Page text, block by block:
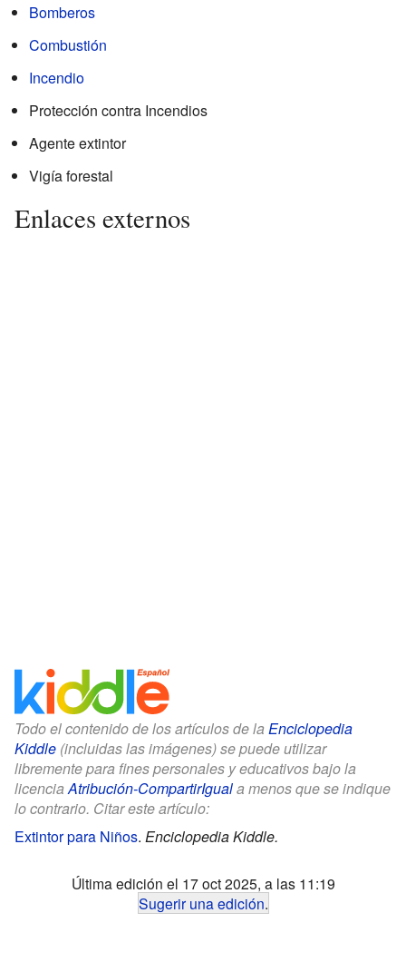
Bomberos
Combustión
Incendio
Protección contra Incendios
Agente extintor
Vigía forestal
Enlaces externos
Todo el contenido de los artículos de la Enciclopedia
Kiddle (incluidas las imágenes) se puede utilizar
libremente para fines personales y educativos bajo la
licenciaAtribución-CompartirIguala menos que se indique
lo contrario. Citar este artículo:
Extintor para Niños. Enciclopedia Kiddle.
Última edición el 17 oct 2025, a las 11:19
Sugerir una edición.